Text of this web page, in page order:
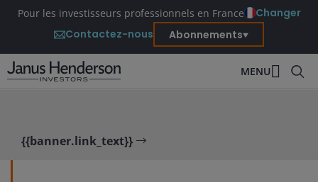
Pour les investisseurs professionnels en France
Changer
Contactez-nous
Abonnements
MENU
{{banner.link_text}}